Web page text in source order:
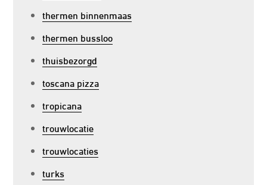
thermen binnenmaas
thermen bussloo
thuisbezorgd
toscana pizza
tropicana
trouwlocatie
trouwlocaties
turks